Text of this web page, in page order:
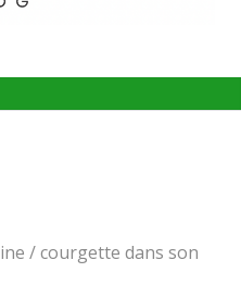
/ courgette dans son